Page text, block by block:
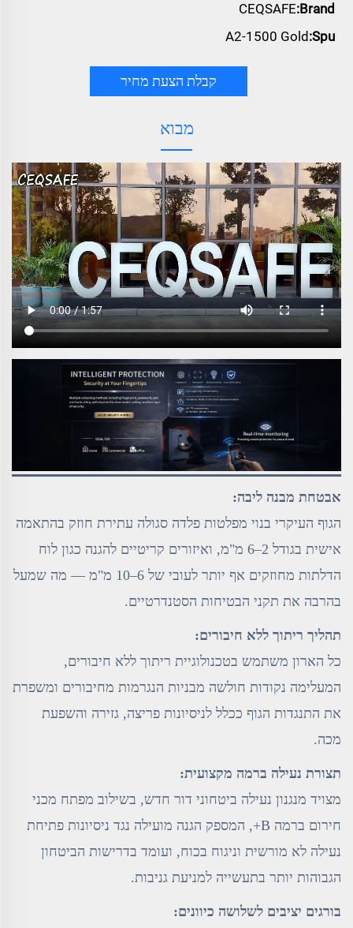
Brand:
CEQSAFE
Spu:
A2-1500 Gold
קבלת הצעת מחיר
מבוא
אבטחת מבנה ליבה:
הגוף העיקרי בנוי מפלטות פלדה סגולה עתירת חוזק בהתאמה
אישית בגודל 2–6 מ"מ, ואיזורים קריטיים להגנה כגון לוח
הדלתות מחוזקים אף יותר לעובי של 6–10 מ"מ — מה שמעל
בהרבה את תקני הבטיחות הסטנדרטיים.
תהליך ריתוך ללא חיבורים:
כל הארון משתמש בטכנולוגיית ריתוך ללא חיבורים,
המעלימה נקודות חולשה מבניות הנגרמות מחיבורים ומשפרת
את התנגדות הגוף ככלל לניסיונות פריצה, גזירה והשפעת
מכה.
תצורת נעילה ברמה מקצועית:
מצויד מנגנון נעילה ביטחוני דור חדש, בשילוב מפתח מכני
חירום ברמה B+, המספק הגנה מועילה נגד ניסיונות פתיחת
נעילה לא מורשית וניגוח בכוח, ועומד בדרישות הביטחון
הגבוהות יותר בתעשייה למניעת גניבות.
בורגים יציבים לשלושה כיוונים: